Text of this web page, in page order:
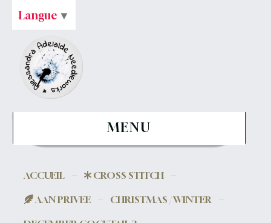
MENU
ACCUEIL
CROSS STITCH
AAN PRIVEE
CHRISTMAS / WINTER
Langue ▼